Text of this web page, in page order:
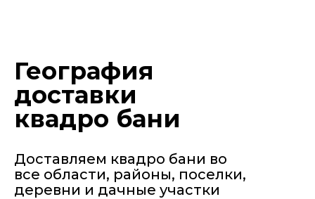
География
доставки
квадро бани
Доставляем квадро бани во
все области, районы, поселки,
деревни и дачные участки